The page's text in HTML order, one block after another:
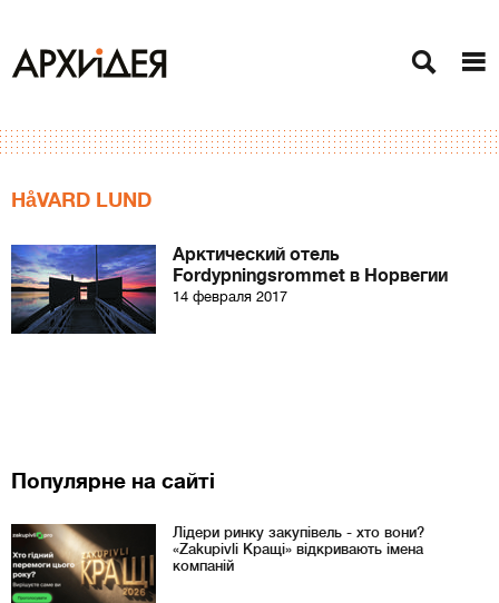
HåVARD LUND
Арктический отель
Fordypningsrommet в Норвегии
14 февраля 2017
Популярне на сайті
Лідери ринку закупівель - хто вони?
«Zakupivli Кращі» відкривають імена
компаній